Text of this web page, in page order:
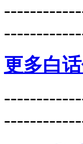
更多白